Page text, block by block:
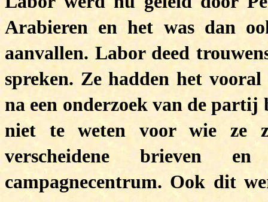
Arabieren en het was dan
aanvallen. Labor deed
spreken. Ze hadden het
na een onderzoek van de
niet te weten voor wie ze
verscheidene brieven en
campagnecentrum. Ook dit